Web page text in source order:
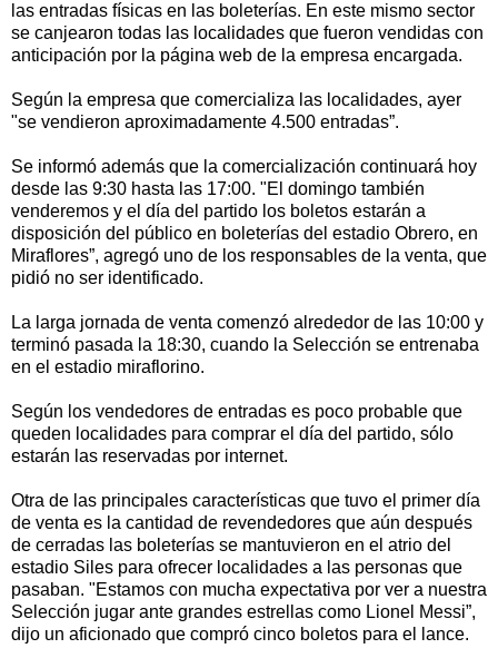
las entradas físicas en las boleterías. En este mismo sector
se canjearon todas las localidades que fueron vendidas con
anticipación por la página web de la empresa encargada.
Según la empresa que comercializa las localidades, ayer
"se vendieron aproximadamente 4.500 entradas”.
Se informó además que la comercialización continuará hoy
desde las 9:30 hasta las 17:00. "El domingo también
venderemos y el día del partido los boletos estarán a
disposición del público en boleterías del estadio Obrero, en
Miraflores”, agregó uno de los responsables de la venta, que
pidió no ser identificado.
La larga jornada de venta comenzó alrededor de las 10:00 y
terminó pasada la 18:30, cuando la Selección se entrenaba
en el estadio miraflorino.
Según los vendedores de entradas es poco probable que
queden localidades para comprar el día del partido, sólo
estarán las reservadas por internet.
Otra de las principales características que tuvo el primer día
de venta es la cantidad de revendedores que aún después
de cerradas las boleterías se mantuvieron en el atrio del
estadio Siles para ofrecer localidades a las personas que
pasaban. "Estamos con mucha expectativa por ver a nuestra
Selección jugar ante grandes estrellas como Lionel Messi”,
dijo un aficionado que compró cinco boletos para el lance.